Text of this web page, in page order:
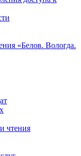
«Белов. Вологда.
чтения